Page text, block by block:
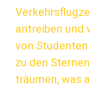
antreiben und
von
zu den
träumen, was